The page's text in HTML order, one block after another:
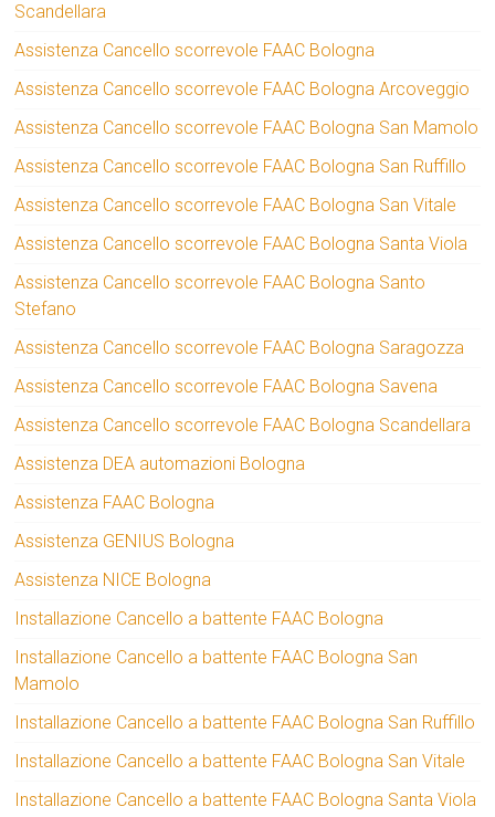
Scandellara
Assistenza Cancello scorrevole FAAC Bologna
Assistenza Cancello scorrevole FAAC Bologna Arcoveggio
Assistenza Cancello scorrevole FAAC Bologna San Mamolo
Assistenza Cancello scorrevole FAAC Bologna San Ruffillo
Assistenza Cancello scorrevole FAAC Bologna San Vitale
Assistenza Cancello scorrevole FAAC Bologna Santa Viola
Assistenza Cancello scorrevole FAAC Bologna Santo
Stefano
Assistenza Cancello scorrevole FAAC Bologna Saragozza
Assistenza Cancello scorrevole FAAC Bologna Savena
Assistenza Cancello scorrevole FAAC Bologna Scandellara
Assistenza DEA automazioni Bologna
Assistenza FAAC Bologna
Assistenza GENIUS Bologna
Assistenza NICE Bologna
Installazione Cancello a battente FAAC Bologna
Installazione Cancello a battente FAAC Bologna San
Mamolo
Installazione Cancello a battente FAAC Bologna San Ruffillo
Installazione Cancello a battente FAAC Bologna San Vitale
Installazione Cancello a battente FAAC Bologna Santa Viola